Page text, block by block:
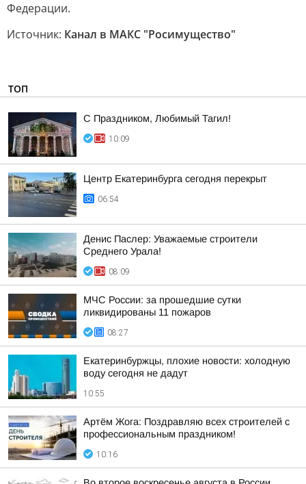
Федерации.
Источник: Канал в МАКС "Росимущество"
ТОП
С Праздником, Любимый Тагил!
10:09
Центр Екатеринбурга сегодня перекрыт
06:54
Денис Паслер: Уважаемые строители
Среднего Урала!
08:09
МЧС России: за прошедшие сутки
ликвидированы 11 пожаров
08:27
Екатеринбуржцы, плохие новости: холодную
воду сегодня не дадут
10:55
Артём Жога: Поздравляю всех строителей с
профессиональным праздником!
10:16